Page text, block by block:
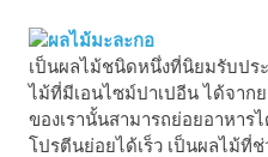
เป็นผลไม้ชนิดหนึ่งที่นิยมรับปร
ไม้ที่มีเอนไซม์ปาเปอีน ได้จาก
ของเรานั้นสามารถย่อยอาหาร
โปรตีนย่อยได้เร็ว เป็นผลไม้ที่